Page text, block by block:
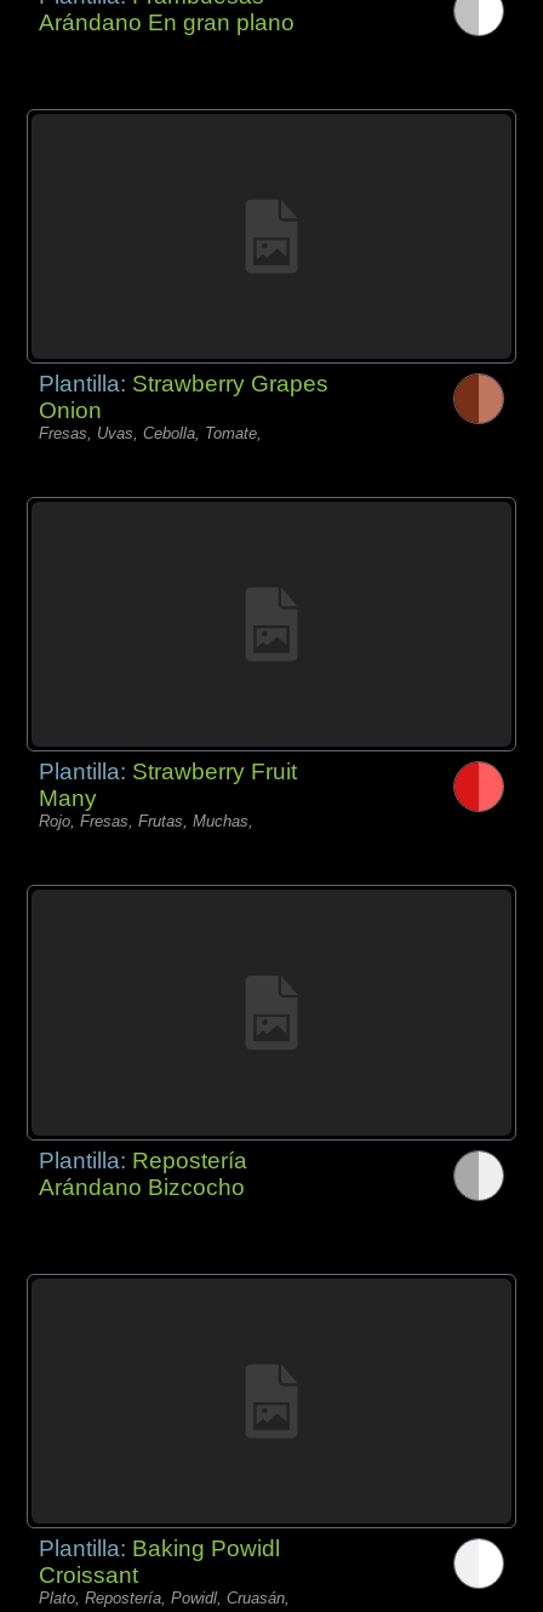
Arándano En gran plano
Plantilla: Strawberry Grapes
Onion
Fresas, Uvas, Cebolla, Tomate,
Plantilla: Strawberry Fruit
Many
Rojo, Fresas, Frutas, Muchas,
Plantilla: Repostería
Arándano Bizcocho
Plantilla: Baking Powidl
Croissant
Plato, Repostería, Powidl, Cruasán,